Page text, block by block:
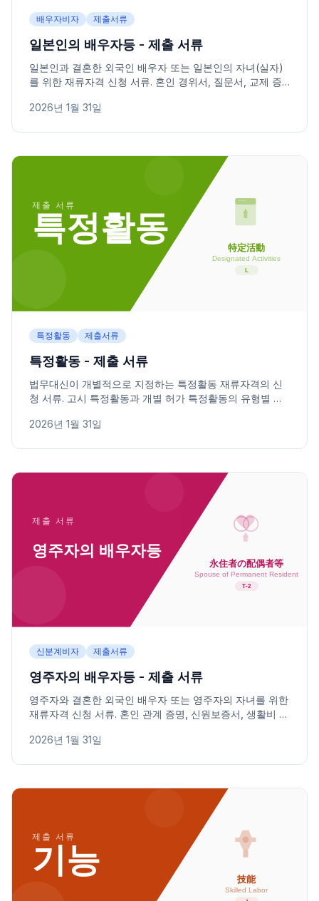
배우자비자 제출서류
일본인의 배우자등 - 제출 서류
일본인과 결혼한 외국인 배우자 또는 일본인의 자녀(실자)
를 위한 재류자격 신청 서류. 혼인 경위서, 질문서, 교제 증
2026년 1월 31일
특정활동 제출서류
특정활동 - 제출 서류
법무대신이 개별적으로 지정하는 특정활동 재류자격의 신
청 서류. 고시 특정활동과 개별 허가 특정활동의 유형별 제
2026년 1월 31일
신분계비자 제출서류
영주자의 배우자등 - 제출 서류
영주자와 결혼한 외국인 배우자 또는 영주자의 자녀를 위한
재류자격 신청 서류. 혼인 관계 증명, 신원보증서, 생활비 지
2026년 1월 31일